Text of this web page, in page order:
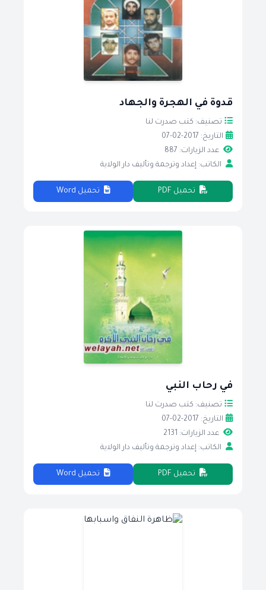
قدوة في الهجرة والجهاد
تصنيف: كتب صدرت لنا
التاريخ: 2017-02-07
عدد الزيارات: 887
الكاتب: إعداد وترجمة وتأليف دار الولاية
تحميل PDF تحميل Word
في رحاب النبي
تصنيف: كتب صدرت لنا
التاريخ: 2017-02-07
عدد الزيارات: 2131
الكاتب: إعداد وترجمة وتأليف دار الولاية
تحميل PDF تحميل Word